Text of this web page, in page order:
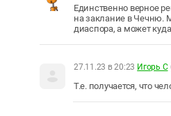
Единственно верное
на заклание в Чечню.
диаспора, а может
27.11.23 в 20:23 Игорь С
Т.е. получается, что